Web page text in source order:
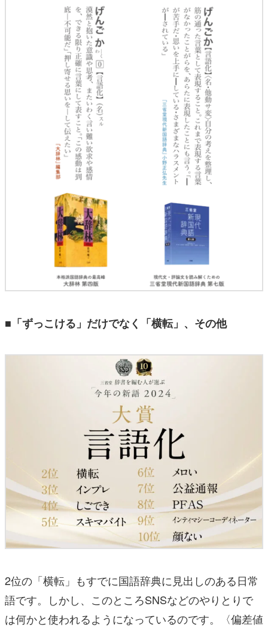
■「ずっこける」だけでなく「横転」、その他
2位の「横転」もすでに国語辞典に見出しのある日常
語です。しかし、このところSNSなどのやりとりで
は何かと使われるようになっているのです。〈偏差値